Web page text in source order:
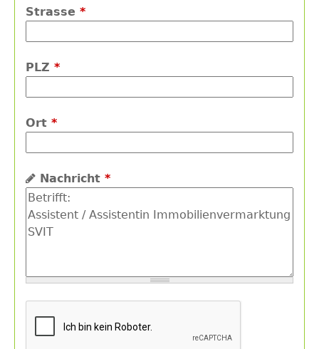
Strasse *
PLZ *
Ort *
Nachricht *